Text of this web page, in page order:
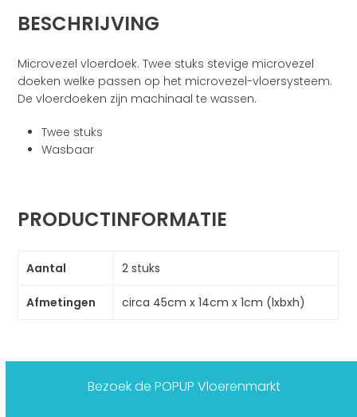
BESCHRIJVING
Microvezel vloerdoek. Twee stuks stevige microvezel
doeken welke passen op het microvezel-vloersysteem.
De vloerdoeken zijn machinaal te wassen.
Twee stuks
Wasbaar
PRODUCTINFORMATIE
Aantal 2 stuks
Afmetingen circa 45cm x 14cm x 1cm (lxbxh)
Bezoek de POPUP Vloerenmarkt